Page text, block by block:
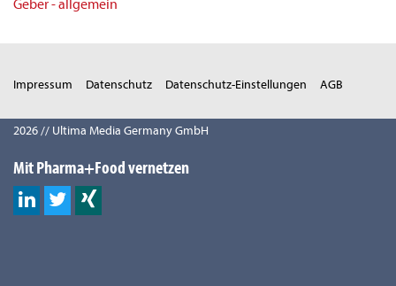
Geber - allgemein
Impressum Datenschutz Datenschutz-Einstellungen AGB
2026 // Ultima Media Germany GmbH
Mit Pharma+Food vernetzen